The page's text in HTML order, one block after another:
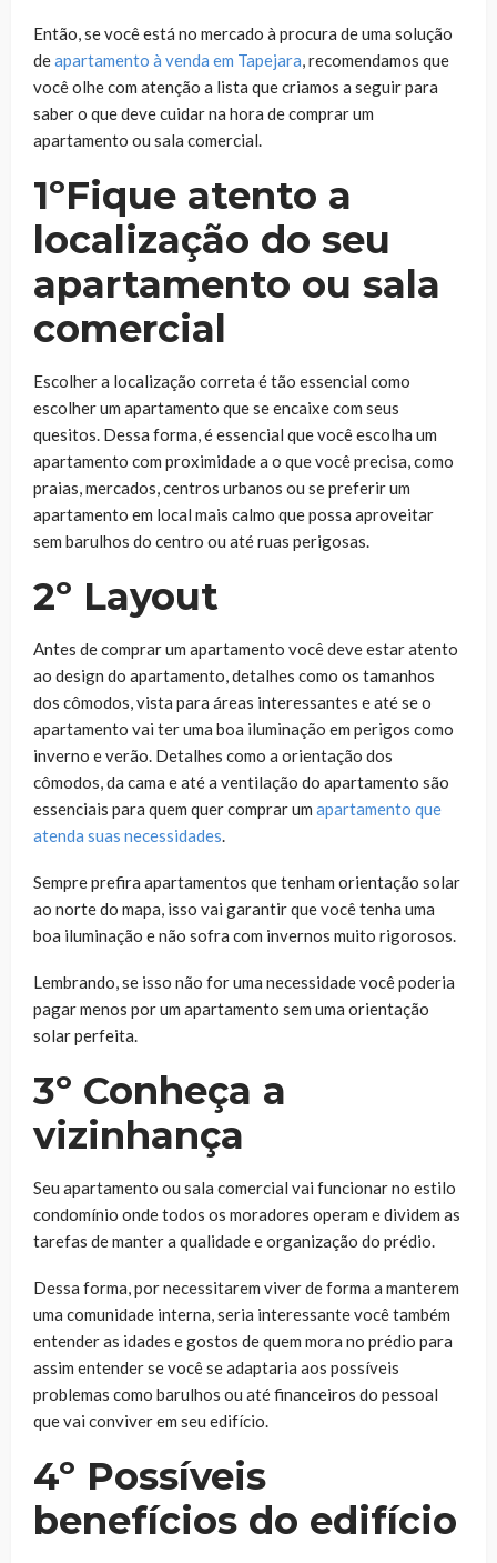
Então, se você está no mercado à procura de uma solução
deapartamento à venda em Tapejara, recomendamos que
você olhe com atenção a lista que criamos a seguir para
saber o que deve cuidar na hora de comprar um
apartamento ou sala comercial.
1ºFique atento a
localização do seu
apartamento ou sala
comercial
Escolher a localização correta é tão essencial como
escolher um apartamento que se encaixe com seus
quesitos. Dessa forma, é essencial que você escolha um
apartamento com proximidade a o que você precisa, como
praias, mercados, centros urbanos ou se preferir um
apartamento em local mais calmo que possa aproveitar
sem barulhos do centro ou até ruas perigosas.
2º Layout
Antes de comprar um apartamento você deve estar atento
ao design do apartamento, detalhes como os tamanhos
dos cômodos, vista para áreas interessantes e até se o
apartamento vai ter uma boa iluminação em perigos como
inverno e verão. Detalhes como a orientação dos
cômodos, da cama e até a ventilação do apartamento são
essenciais para quem quer comprar um apartamento que
atenda suas necessidades.
Sempre prefira apartamentos que tenham orientação solar
ao norte do mapa, isso vai garantir que você tenha uma
boa iluminação e não sofra com invernos muito rigorosos.
Lembrando, se isso não for uma necessidade você poderia
pagar menos por um apartamento sem uma orientação
solar perfeita.
3º Conheça a
vizinhança
Seu apartamento ou sala comercial vai funcionar no estilo
condomínio onde todos os moradores operam e dividem as
tarefas de manter a qualidade e organização do prédio.
Dessa forma, por necessitarem viver de forma a manterem
uma comunidade interna, seria interessante você também
entender as idades e gostos de quem mora no prédio para
assim entender se você se adaptaria aos possíveis
problemas como barulhos ou até financeiros do pessoal
que vai conviver em seu edifício.
4º Possíveis
benefícios do edifício